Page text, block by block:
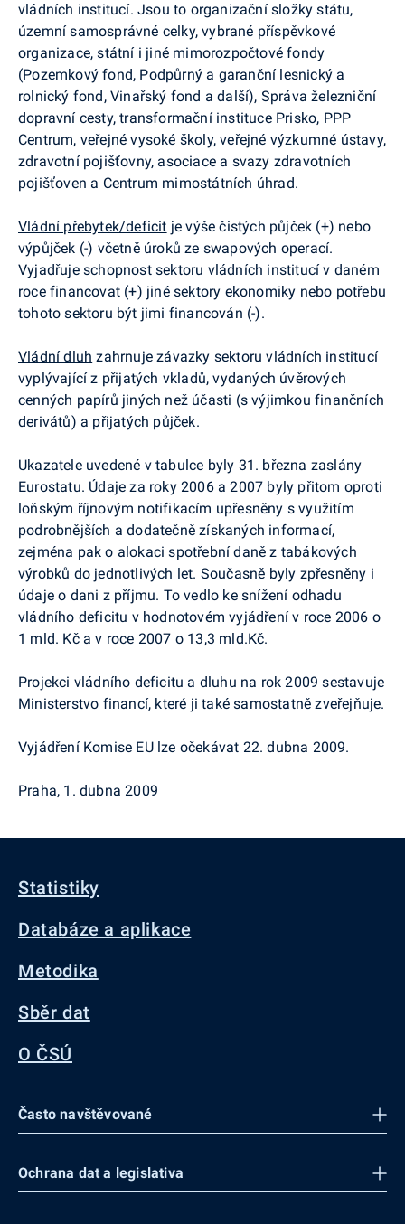
vládních institucí. Jsou to organizační složky státu,
územní samosprávné celky, vybrané příspěvkové
organizace, státní i jiné mimorozpočtové fondy
(Pozemkový fond, Podpůrný a garanční lesnický a
rolnický fond, Vinařský fond a další), Správa železniční
dopravní cesty, transformační instituce Prisko, PPP
Centrum, veřejné vysoké školy, veřejné výzkumné ústavy,
zdravotní pojišťovny, asociace a svazy zdravotních
pojišťoven a Centrum mimostátních úhrad.
Vládní přebytek/deficit je výše čistých půjček (+) nebo
výpůjček (-) včetně úroků ze swapových operací.
Vyjadřuje schopnost sektoru vládních institucí v daném
roce financovat (+) jiné sektory ekonomiky nebo potřebu
tohoto sektoru být jimi financován (-).
Vládní dluh zahrnuje závazky sektoru vládních institucí
vyplývající z přijatých vkladů, vydaných úvěrových
cenných papírů jiných než účasti (s výjimkou finančních
derivátů) a přijatých půjček.
Ukazatele uvedené v tabulce byly 31. března zaslány
Eurostatu. Údaje za roky 2006 a 2007 byly přitom oproti
loňským říjnovým notifikacím upřesněny s využitím
podrobnějších a dodatečně získaných informací,
zejména pak o alokaci spotřební daně z tabákových
výrobků do jednotlivých let. Současně byly zpřesněny i
údaje o dani z příjmu. To vedlo ke snížení odhadu
vládního deficitu v hodnotovém vyjádření v roce 2006 o
1 mld. Kč a v roce 2007 o 13,3 mld.Kč.
Projekci vládního deficitu a dluhu na rok 2009 sestavuje
Ministerstvo financí, které ji také samostatně zveřejňuje.
Vyjádření Komise EU lze očekávat 22. dubna 2009.
Praha, 1. dubna 2009
Statistiky
Databáze a aplikace
Metodika
Sběr dat
O ČSÚ
Často navštěvované
Ochrana dat a legislativa